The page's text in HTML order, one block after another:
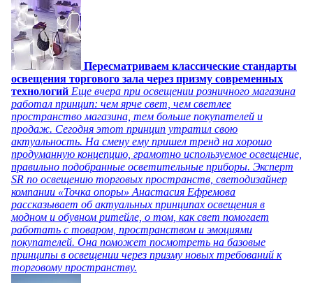
Пересматриваем классические стандарты
освещения торгового зала через призму современных
технологий Еще вчера при освещении розничного магазина
работал принцип: чем ярче свет, чем светлее
пространство магазина, тем больше покупателей и
продаж. Сегодня этот принцип утратил свою
актуальность. На смену ему пришел тренд на хорошо
продуманную концепцию, грамотно используемое освещение,
правильно подобранные осветительные приборы. Эксперт
SR по освещению торговых пространств, светодизайнер
компании «Точка опоры» Анастасия Ефремова
рассказывает об актуальных принципах освещения в
модном и обувном ритейле, о том, как свет помогает
работать с товаром, пространством и эмоциями
покупателей. Она поможет посмотреть на базовые
принципы в освещении через призму новых требований к
торговому пространству.